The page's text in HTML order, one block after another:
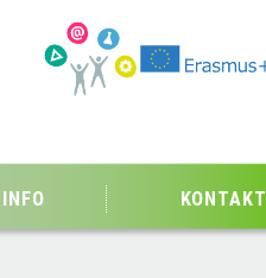
KONTAKT